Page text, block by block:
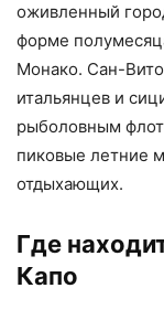
оживленный
форме
Монако. Сан-
итальянцев и
рыболовным
пиковые летние
отдыхающих.
Где
Капо